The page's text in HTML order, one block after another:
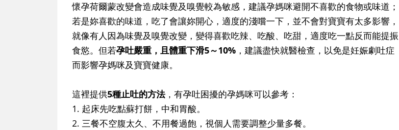
懷孕荷爾蒙改變會造成味覺及嗅覺較為敏感，建議孕媽咪避開不喜歡的食物或味道；
若是妳喜歡的味道，吃了會讓妳開心，適度的淺嚐一下，並不會對寶寶有太多影響，
就像有人因為味覺及嗅覺改變，變得喜歡吃辣、吃酸、吃甜，適度吃一點反而能提振
食慾。但若孕吐嚴重，且體重下滑5～10% ，建議盡快就醫檢查，以免是妊娠劇吐症
而影響孕媽咪及寶寶健康。
這裡提供5種止吐的方法，有孕吐困擾的孕媽咪可以參考：
1. 起床先吃點蘇打餅，中和胃酸。
2. 三餐不空腹太久、不用餐過飽，視個人需要調整少量多餐。